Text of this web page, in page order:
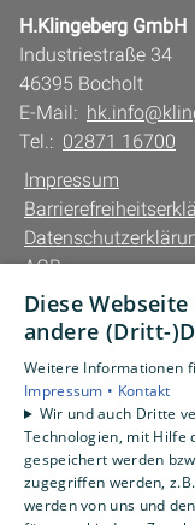
H.Klingeberg GmbH
Industriestraße 34
46395 Bocholt
E-Mail:
Tel.: 02871 16700
Impressum
AGB
Unsere Bereiche
Gewerbekunden
Karriere
Unternehmen
Kontakt
Diese
andere (Dritt-
Weitere Informationen
Impressum • Kontakt
Wir und auch Dritte
Technologien, mit Hilfe
gespeichert werden
zugegriffen werden,
werden von uns und